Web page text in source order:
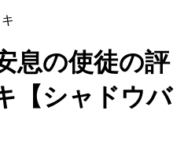
息の使徒の評
【シャドウバ